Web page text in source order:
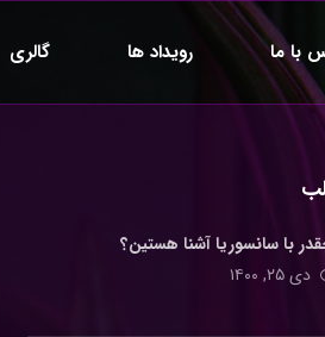
با ما رویداد ها گالری
با سانسوریا آشنا هستین؟
دی ۲۵, ۱۴۰۰